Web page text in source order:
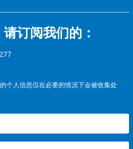
订阅我们的：
个人信息仅在必要的情况下会被收集处